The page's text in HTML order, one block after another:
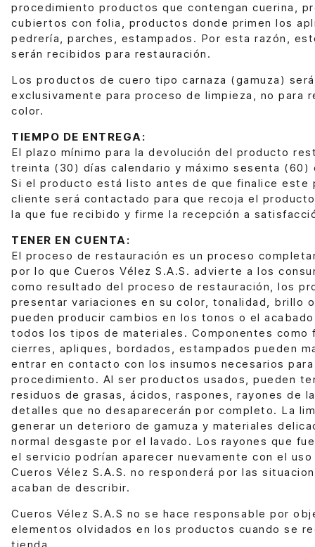
procedimiento productos que contengan cuerina,
cubiertos con folia, productos donde primen los
pedrería, parches, estampados. Por esta razón,
serán recibidos para restauración.
Los productos de cuero tipo carnaza (gamuza)
exclusivamente para proceso de limpieza, no para
color.
TIEMPO DE ENTREGA:
El plazo mínimo para la devolución del producto
treinta (30) días calendario y máximo sesenta (60)
Si el producto está listo antes de que finalice este
cliente será contactado para que recoja el
la que fue recibido y firme la recepción a
TENER EN CUENTA:
El proceso de restauración es un proceso
por lo que Cueros Vélez S.A.S. advierte a los
como resultado del proceso de restauración, los
presentar variaciones en su color, tonalidad, brillo
pueden producir cambios en los tonos o el
todos los tipos de materiales. Componentes
cierres, apliques, bordados, estampados pueden
entrar en contacto con los insumos necesarios
procedimiento. Al ser productos usados, pueden
residuos de grasas, ácidos, raspones, rayones de
detalles que no desaparecerán por completo. La
generar un deterioro de gamuza y materiales
normal desgaste por el lavado. Los rayones que
el servicio podrían aparecer nuevamente con el
Cueros Vélez S.A.S. no responderá por las
acaban de describir.
Cueros Vélez S.A.S no se hace responsable por
elementos olvidados en los productos cuando se